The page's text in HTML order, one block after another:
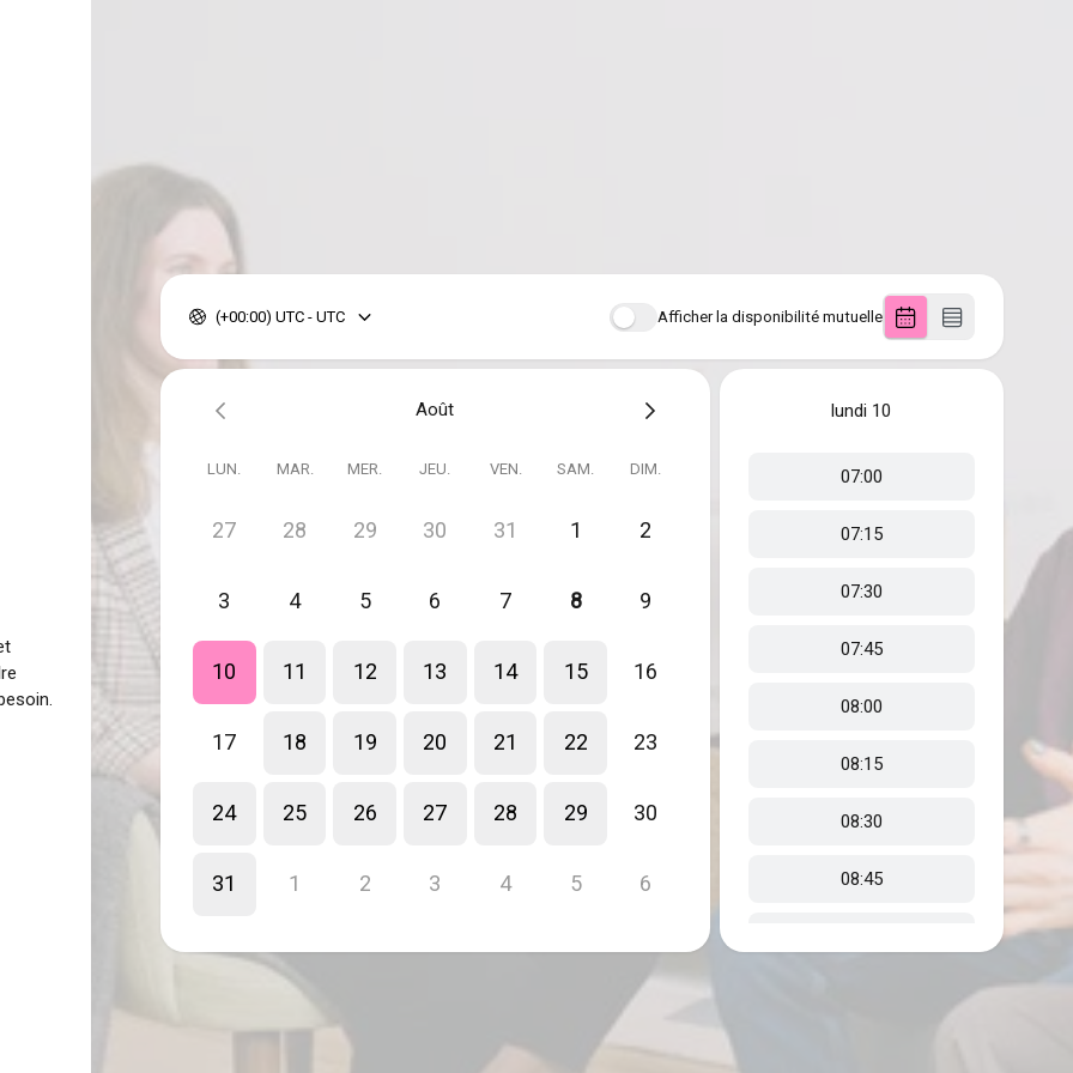
Afficher la disponibilité mutuelle
(+00:00) UTC - UTC
Août
LUN. MAR. MER. JEU. VEN. SAM. DIM.
27 28 29 30 31 1 2
3 4 5 6 7 8 9
10 11 12 13 14 15 16
17 18 19 20 21 22 23
24 25 26 27 28 29 30
31 1 2 3 4 5 6
lundi 10
07:00
07:15
07:30
07:45
08:00
08:15
08:30
08:45